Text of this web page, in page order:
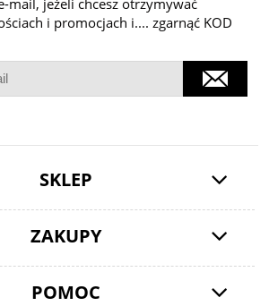
mail, jeżeli chcesz otrzymywać
i promocjach i.... zgarnąć KOD
SKLEP
ZAKUPY
POMOC